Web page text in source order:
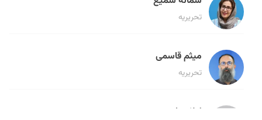
تحریریه
میثم قاسمی
تحریریه
لیلا حنارود